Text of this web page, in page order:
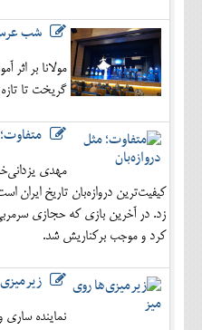
شب
مولانا بر
گریخت تا تازه
مهدی
کیفیت‌ترین دروازه‌بان تاریخ ایران
زد. در آخرین بازی که حجازی سرمربی
کرد و موجب برکناریش شد.
نماینده